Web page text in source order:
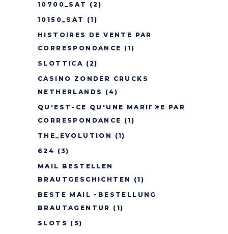
10700_SAT
(2)
10150_SAT
(1)
HISTOIRES DE VENTE PAR
CORRESPONDANCE (1)
SLOTTICA (2)
CASINO ZONDER CRUCKS
NETHERLANDS
(4)
QU'EST-CE QU'UNE MARIГ©E PAR
CORRESPONDANCE (1)
THE_EVOLUTION
(1)
624 (3)
MAIL BESTELLEN
BRAUTGESCHICHTEN
(1)
BESTE MAIL -BESTELLUNG
BRAUTAGENTUR (1)
SLOTS (5)